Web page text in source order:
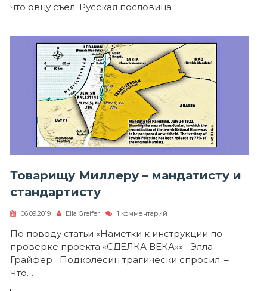
что овцу съел. Русская пословица
Товарищу Миллеру – мандатисту и
стандартисту
06.09.2019 Ella Greifer 1 комментарий
Товарищу
Миллеру
–
мандатисту
По поводу статьи «Наметки к инструкции по
проверке проекта «СДЕЛКА ВЕКА»» Элла
Грайфер Подколесин трагически спросил: –
Что…